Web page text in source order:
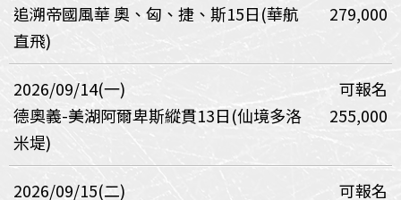
追溯帝國風華 奧、匈、捷、斯15日(華航
直飛)
279,000
2026/09/14(一)
可報名
德奧義-美湖阿爾卑斯縱貫13日(仙境多洛
米堤)
255,000
2026/09/15(二)
可報名